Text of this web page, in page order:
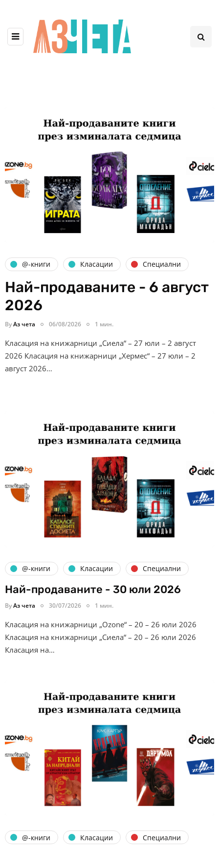
@-книги Класации Специални
Най-продаваните - 6 август
2026
ByАз чета 06/08/2026 1 мин.
Класация на книжарници „Сиела“ – 27 юли – 2 август
2026 Класация на книжарници „Хермес“ – 27 юли – 2
август 2026…
@-книги Класации Специални
Най-продаваните - 30 юли 2026
ByАз чета 30/07/2026 1 мин.
Класация на книжарници „Ozone“ – 20 – 26 юли 2026
Класация на книжарници „Сиела“ – 20 – 26 юли 2026
Класация на…
@-книги Класации Специални